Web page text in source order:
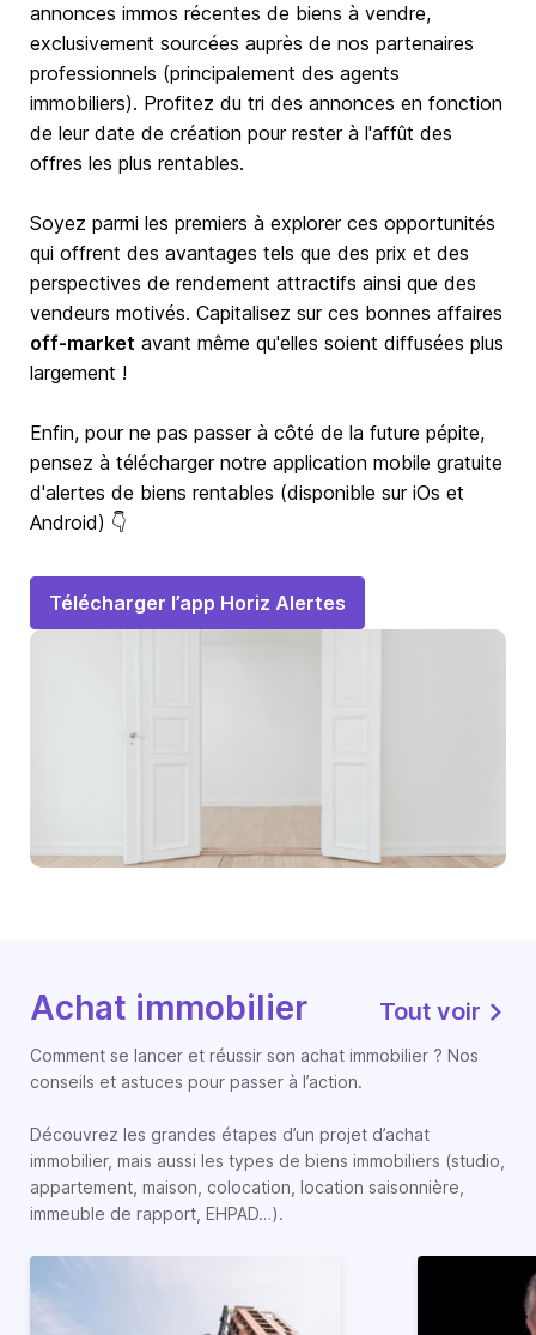
annonces immos récentes de biens à vendre,
exclusivement sourcées auprès de nos partenaires
professionnels (principalement des agents
immobiliers). Profitez du tri des annonces en fonction
de leur date de création pour rester à l'affût des
offres les plus rentables.
Soyez parmi les premiers à explorer ces opportunités
qui offrent des avantages tels que des prix et des
perspectives de rendement attractifs ainsi que des
vendeurs motivés. Capitalisez sur ces bonnes affaires
off-market avant même qu'elles soient diffusées plus
largement !
Enfin, pour ne pas passer à côté de la future pépite,
pensez à télécharger notre application mobile gratuite
d'alertes de biens rentables (disponible sur iOs et
Android) 👇
Télécharger l’app Horiz Alertes
Achat immobilier Tout voir
Comment se lancer et réussir son achat immobilier ? Nos
conseils et astuces pour passer à l’action.
Découvrez les grandes étapes d’un projet d’achat
immobilier, mais aussi les types de biens immobiliers (studio,
appartement, maison, colocation, location saisonnière,
immeuble de rapport, EHPAD…).